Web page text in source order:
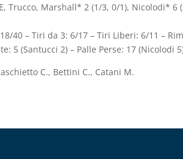
Trucco, Marshall* 2 (1/3, 0/1), Nicolodi* 6
40 – Tiri da 3: 6/17 – Tiri Liberi: 6/11 –
5 (Santucci 2) – Palle Perse: 17 (Nicolodi
C., Bettini C., Catani M.